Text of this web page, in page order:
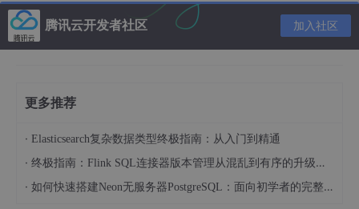
腾讯云开发者社区 加入社区
更多推荐
· Elasticsearch复杂数据类型终极指南：从入门到精通
· 终极指南：Flink SQL连接器版本管理从混乱到有序的升级之路
· 如何快速搭建Neon无服务器PostgreSQL：面向初学者的完整指南